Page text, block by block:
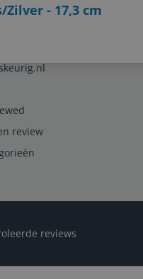
- 17,3 cm
review
reviews